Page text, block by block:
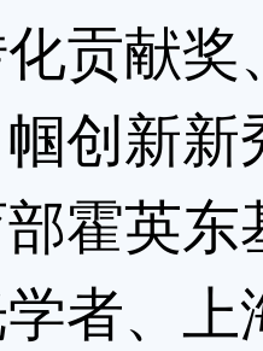
贡献
帼创新
霍英
者、